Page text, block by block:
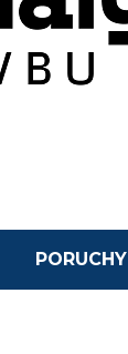
PORUCHY